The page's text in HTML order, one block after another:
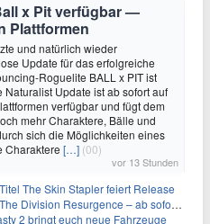
x Pit verfügbar —
Plattformen
und natürlich wieder
Update für das erfolgreiche
Roguelite BALL x PIT ist
Naturalist Update ist ab sofort auf
verfügbar und fügt dem
mehr Charaktere, Bälle und
sich die Möglichkeiten eines
Charaktere […] (00)
vor 13 Stunden
The Skin Stapler feiert Release
Resurgence – ab sofort für euch verfügbar
2 bringt euch neue Fahrzeuge